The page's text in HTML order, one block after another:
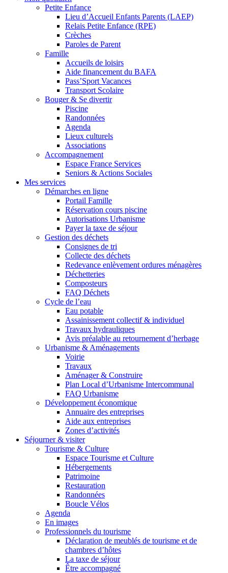
Petite Enfance
Lieu d’Accueil Enfants Parents (LAEP)
Relais Petite Enfance (RPE)
Crèches
Paroles de Parent
Famille
Accueils de loisirs
Aide financement du BAFA
Pass’Sport Vacances
Transport Scolaire
Bouger & Se divertir
Piscine
Randonnées
Agenda
Lieux culturels
Associations
Accompagnement
Espace France Services
Seniors & Actions Sociales
Mes services
Démarches en ligne
Portail Famille
Réservation cours piscine
Autorisations Urbanisme
Payer la taxe de séjour
Gestion des déchets
Consignes de tri
Collecte des déchets
Redevance enlèvement ordures ménagères
Déchetteries
Composteurs
FAQ Déchets
Cycle de l’eau
Eau potable
Assainissement collectif & individuel
Travaux hydrauliques
Avis préalable au retournement d’herbage
Urbanisme & Aménagements
Voirie
Travaux
Aménager & Construire
Plan Local d’Urbanisme Intercommunal
FAQ Urbanisme
Développement économique
Annuaire des entreprises
Aide aux entreprises
Zones d’activités
Séjourner & visiter
Tourisme & Culture
Espace Tourisme et Culture
Hébergements
Patrimoine
Restauration
Randonnées
Boucle Vélos
Agenda
En images
Professionnels du tourisme
Déclaration de meublés de tourisme et de
chambres d’hôtes
La taxe de séjour
Être accompagné